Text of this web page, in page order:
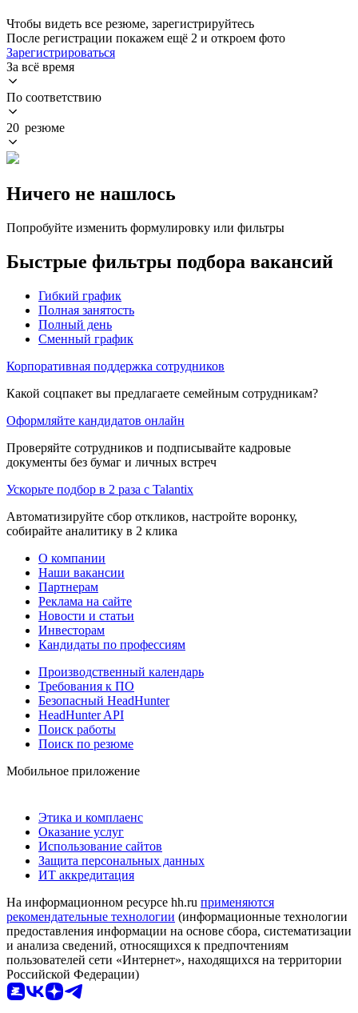
Чтобы видеть все резюме, зарегистрируйтесь
После регистрации покажем ещё 2 и откроем фото
Зарегистрироваться
За всё время
По соответствию
20 резюме
Ничего не нашлось
Попробуйте изменить формулировку или фильтры
Быстрые фильтры подбора вакансий
Гибкий график
Полная занятость
Полный день
Сменный график
Корпоративная поддержка сотрудников
Какой соцпакет вы предлагаете семейным сотрудникам?
Оформляйте кандидатов онлайн
Проверяйте сотрудников и подписывайте кадровые
документы без бумаг и личных встреч
Ускорьте подбор в 2 раза с Talantix
Автоматизируйте сбор откликов, настройте воронку,
собирайте аналитику в 2 клика
О компании
Наши вакансии
Партнерам
Реклама на сайте
Новости и статьи
Инвесторам
Кандидаты по профессиям
Производственный календарь
Требования к ПО
Безопасный HeadHunter
HeadHunter API
Поиск работы
Поиск по резюме
Мобильное приложение
Этика и комплаенс
Оказание услуг
Использование сайтов
Защита персональных данных
ИТ аккредитация
На информационном ресурсе hh.ru применяются
рекомендательные технологии (информационные технологии
предоставления информации на основе сбора, систематизации
и анализа сведений, относящихся к предпочтениям
пользователей сети «Интернет», находящихся на территории
Российской Федерации)